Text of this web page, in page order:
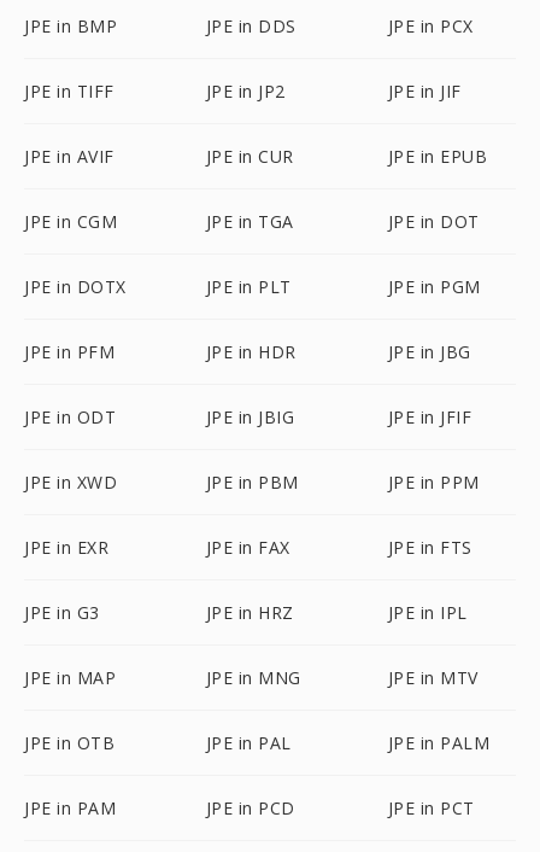
JPE in BMP JPE in DDS JPE in PCX
JPE in TIFF JPE in JP2 JPE in JIF
JPE in AVIF JPE in CUR JPE in EPUB
JPE in CGM JPE in TGA JPE in DOT
JPE in DOTX JPE in PLT JPE in PGM
JPE in PFM JPE in HDR JPE in JBG
JPE in ODT JPE in JBIG JPE in JFIF
JPE in XWD JPE in PBM JPE in PPM
JPE in EXR JPE in FAX JPE in FTS
JPE in G3 JPE in HRZ JPE in IPL
JPE in MAP JPE in MNG JPE in MTV
JPE in OTB JPE in PAL JPE in PALM
JPE in PAM JPE in PCD JPE in PCT